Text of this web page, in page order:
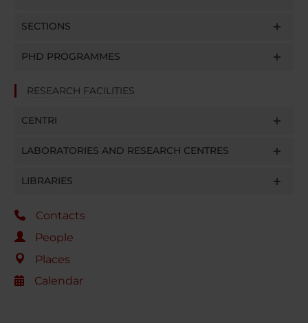
SECTIONS
PHD PROGRAMMES
RESEARCH FACILITIES
CENTRI
LABORATORIES AND RESEARCH CENTRES
LIBRARIES
Contacts
People
Places
Calendar